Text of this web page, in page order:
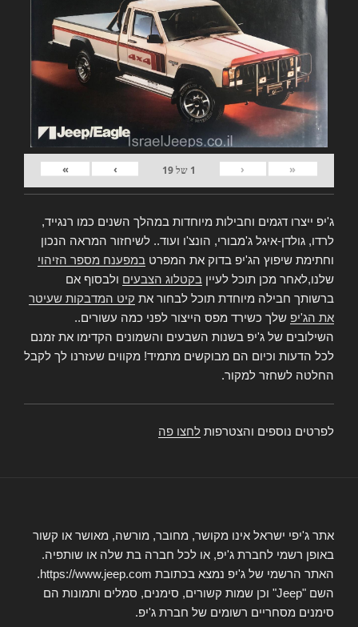
«
‹
1 של19
›
»
ג'יפ ייצרו דגמים וחבילות מיוחדות במהלך השנים כמו רנגייד,
לרדו, גולדן-איגל ג'מבורי, הונצ'ו ועוד.. לשיחזור המראה הנכון
וחתימת שיפוץ הג'יפ בדוק את המפרט במפענח מספר הזיהוי
שלנו,לאחר מכן תוכל לעיין בקטלוג הצבעים ולבסוף אם
ברשותך חבילה מיוחדת תוכל לבחור את קיט המדבקות שעיטר
את הג'יפ שלך כשירד מפס הייצור לפני כמה עשורים..
השילובים של ג'יפ בשנות השבעים והשמונים הקדימו את זמנם
לכל הדעות וכיום הם מבוקשים מתמיד! מקווים שעזרנו לך לקבל
החלטה לשחזר למקור.
לפרטים נוספים והצטרפות לחצו פה
אתר ג'יפי ישראל אינו מקושר, מחובר, מורשה, מאושר או קשור
באופן רשמי לחברת ג'יפ, או לכל חברה בת שלה או שותפיה.
האתר הרשמי של ג'יפ נמצא בכתובת https://www.jeep.com.
השם "Jeep" וכן שמות קשורים, סימנים, סמלים ותמונות הם
סימנים מסחריים רשומים של חברת ג'יפ.